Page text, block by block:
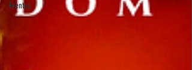
Eventos